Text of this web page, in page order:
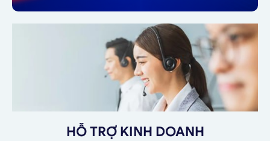
HỖ TRỢ KINH DOANH